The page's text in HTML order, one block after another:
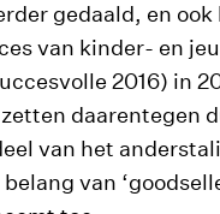
gedaald, en ook
van kinder- en
2016) in
daarentegen
van het
van